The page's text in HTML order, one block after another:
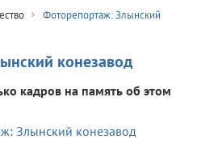
Фоторепортаж: Злынский
конезавод
кадров на память об этом